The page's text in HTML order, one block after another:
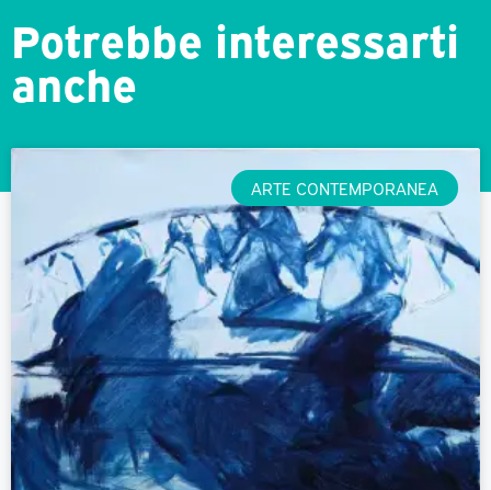
Potrebbe interessarti
anche
ARTE CONTEMPORANEA